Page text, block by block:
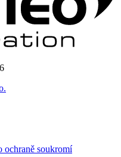
ochraně soukromí